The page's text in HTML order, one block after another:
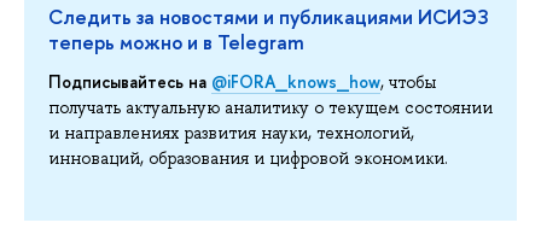
Следить за новостями и публикациями ИСИЭЗ
теперь можно и в Telegram
Подписывайтесь на @iFORA_knows_how, чтобы
получать актуальную аналитику о текущем состоянии
и направлениях развития науки, технологий,
инноваций, образования и цифровой экономики.